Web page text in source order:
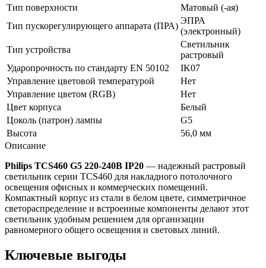
Тип поверхности
Матовый (-ая)
Тип пускорегулирующего аппарата (ПРА)
ЭПРА
(электронный)
Тип устройства
Светильник
растровый
Ударопрочность по стандарту EN 50102
IK07
Управление цветовой температурой
Нет
Управление цветом (RGB)
Нет
Цвет корпуса
Белый
Цоколь (патрон) лампы
G5
Высота
56,0 мм
Описание
Philips TCS460 G5 220-240В IP20 — надежный растровый
светильник серии TCS460 для накладного потолочного
освещения офисных и коммерческих помещений.
Компактный корпус из стали в белом цвете, симметричное
светораспределение и встроенные компоненты делают этот
светильник удобным решением для организации
равномерного общего освещения и световых линий.
Ключевые выгоды